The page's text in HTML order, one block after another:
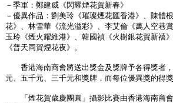
－季軍：鄭建威《閃耀煙花賀新春》
－優異作品：劉美玲《璀璨煙花匯香港》、陳體
花》、林雪華《流光溢彩》、李艾倫《萬人空巷
玉玲《煙火耀維港》、韓國禎《火樹銀花賀新禧
《普天同賀煙花夜》。
香港海南商會將送出獎金及獎牌予各得獎者
元、五千元、三千元和獎牌，而每位優異獎的得
「煙花賀歲慶團圓」攝影比賽由香港海南商